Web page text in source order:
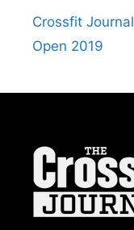
Crossfit Journal
Open 2019